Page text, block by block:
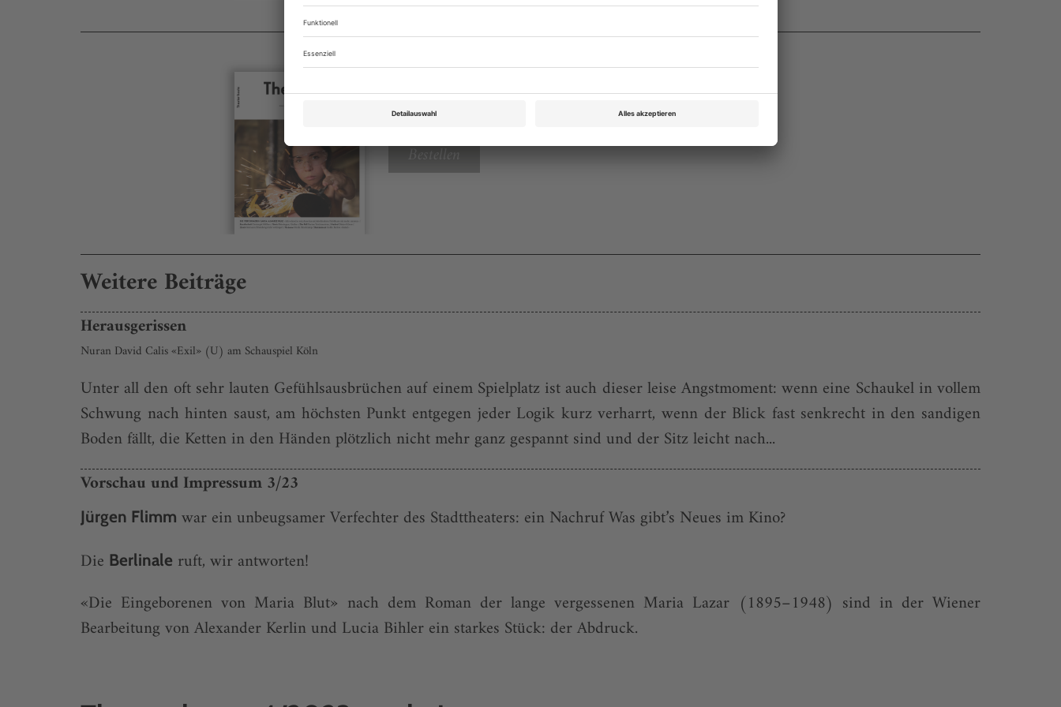
Theater heute März 2023
Rubrik: Magazin, Seite 70
von Ekkehard Knörer
Bestellen
Weitere Beiträge
Herausgerissen
Nuran David Calis «Exil» (U) am Schauspiel Köln
Unter all den oft sehr lauten Gefühlsausbrüchen auf einem Spielplatz ist auch dieser leise Angstmoment: wenn eine Schaukel in vollem
Schwung nach hinten saust, am höchsten Punkt entgegen jeder Logik kurz verharrt, wenn der Blick fast senkrecht in den sandigen
Boden fällt, die Ketten in den Händen plötzlich nicht mehr ganz gespannt sind und der Sitz leicht nach...
Vorschau und Impressum 3/23
Jürgen Flimm war ein unbeugsamer Verfechter des Stadttheaters: ein Nachruf Was gibt’s Neues im Kino?
Die Berlinale ruft, wir antworten!
«Die Eingeborenen von Maria Blut» nach dem Roman der lange vergessenen Maria Lazar (1895–1948) sind in der Wiener
Bearbeitung von Alexander Kerlin und Lucia Bihler ein starkes Stück: der Abdruck.